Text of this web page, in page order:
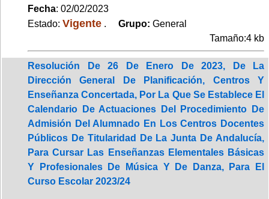
Fecha: 02/02/2023
Estado: Vigente . Grupo: General
Tamaño:4 kb
Resolución De 26 De Enero De 2023, De La
Dirección General De Planificación, Centros Y
Enseñanza Concertada, Por La Que Se Establece El
Calendario De Actuaciones Del Procedimiento De
Admisión Del Alumnado En Los Centros Docentes
Públicos De Titularidad De La Junta De Andalucía,
Para Cursar Las Enseñanzas Elementales Básicas
Y Profesionales De Música Y De Danza, Para El
Curso Escolar 2023/24